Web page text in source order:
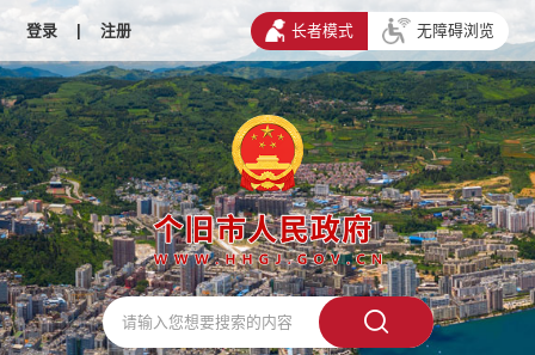
登录 | 注册 长者模式 无障碍浏览